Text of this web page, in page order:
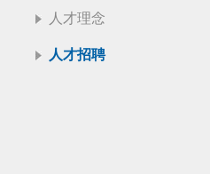
人才理念
人才招聘